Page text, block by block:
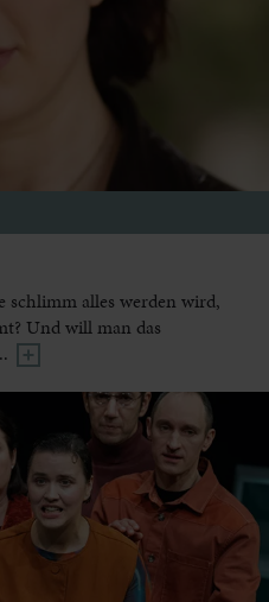
schlimm alles werden wird,
Und will man das